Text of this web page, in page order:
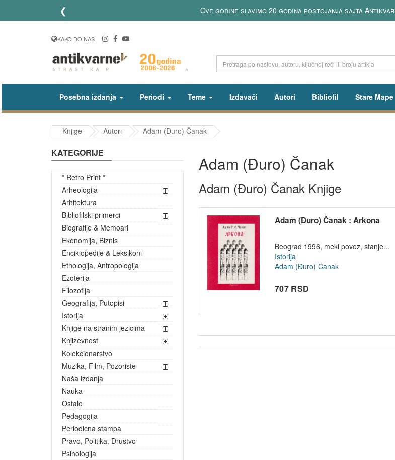
❮ Ove godine slavimo 20 godina postojanja sajta
KAKO DO NAS
Posebna izdanja Periodi Teme Izdavači Autori Bibliofil Stare Mape
Knjige Autori Adam (Đuro) Čanak
KATEGORIJE
* Retro Print *
Arheologija
Arhitektura
Bibliofilski primerci
Biografije & Memoari
Ekonomija, Biznis
Enciklopedije & Leksikoni
Etnologija, Antropologija
Ezoterija
Filozofija
Geografija, Putopisi
Istorija
Knjige na stranim jezicima
Knjizevnost
Kolekcionarstvo
Muzika, Film, Pozoriste
Naša izdanja
Nauka
Ostalo
Pedagogija
Periodicna stampa
Pravo, Politika, Drustvo
Psihologija
Adam (Đuro) Čanak
Adam (Đuro) Čanak Knjige
Adam (Đuro) Čanak : Arkona
Beograd 1996, meki povez, stanje...
Istorija
Adam (Đuro) Čanak
707 RSD